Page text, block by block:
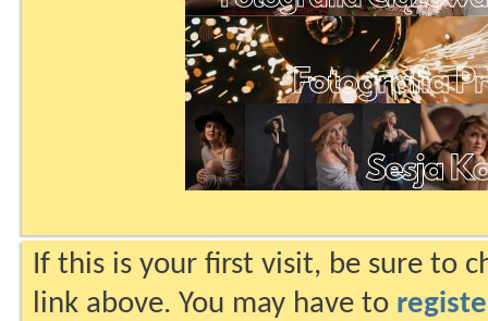
If this is your first visit, be sure to
link above. You may have to